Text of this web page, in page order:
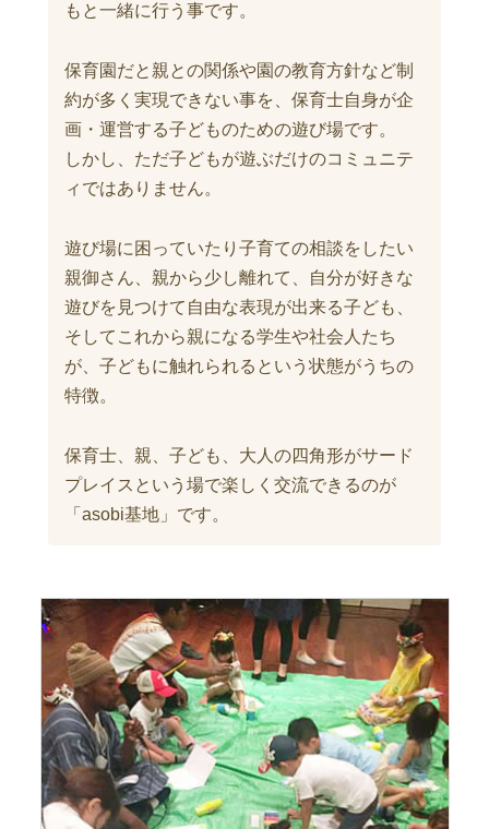
もと一緒に行う事です。
保育園だと親との関係や園の教育方針など制
約が多く実現できない事を、保育士自身が企
画・運営する子どものための遊び場です。
しかし、ただ子どもが遊ぶだけのコミュニテ
ィではありません。
遊び場に困っていたり子育ての相談をしたい
親御さん、親から少し離れて、自分が好きな
遊びを見つけて自由な表現が出来る子ども、
そしてこれから親になる学生や社会人たち
が、子どもに触れられるという状態がうちの
特徴。
保育士、親、子ども、大人の四角形がサード
プレイスという場で楽しく交流できるのが
「asobi基地」です。